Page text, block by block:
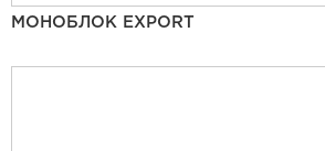
МОНОБЛОК EXPORT